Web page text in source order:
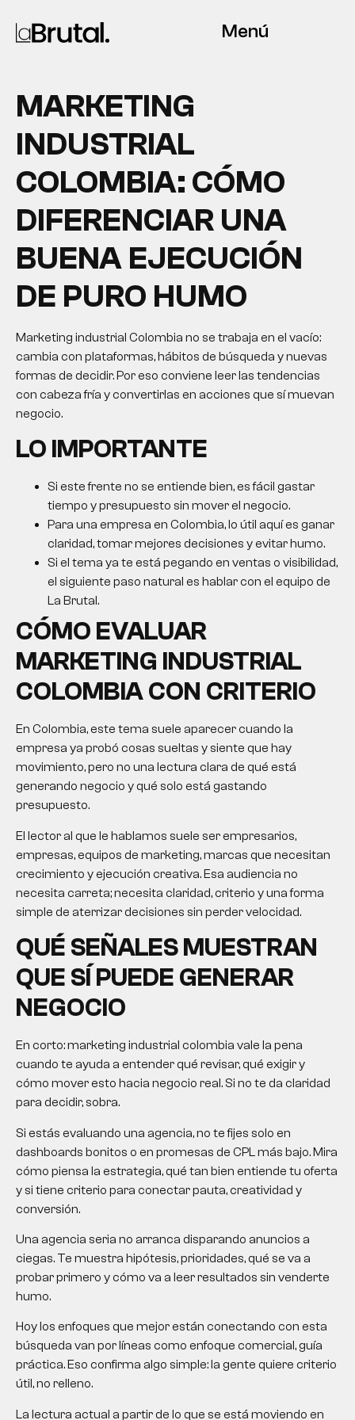
Menú
MARKETING
INDUSTRIAL
COLOMBIA: CÓMO
DIFERENCIAR UNA
BUENA EJECUCIÓN
DE PURO HUMO
Marketing industrial Colombia no se trabaja en el vacío:
cambia con plataformas, hábitos de búsqueda y nuevas
formas de decidir. Por eso conviene leer las tendencias
con cabeza fría y convertirlas en acciones que sí muevan
negocio.
LO IMPORTANTE
Si este frente no se entiende bien, es fácil gastar
tiempo y presupuesto sin mover el negocio.
Para una empresa en Colombia, lo útil aquí es ganar
claridad, tomar mejores decisiones y evitar humo.
Si el tema ya te está pegando en ventas o visibilidad,
el siguiente paso natural es hablar con el equipo de
La Brutal.
CÓMO EVALUAR
MARKETING INDUSTRIAL
COLOMBIACON CRITERIO
En Colombia, este tema suele aparecer cuando la
empresa ya probó cosas sueltas y siente que hay
movimiento, pero no una lectura clara de qué está
generando negocio y qué solo está gastando
presupuesto.
El lector al que le hablamos suele ser empresarios,
empresas, equipos de marketing, marcas que necesitan
crecimiento y ejecución creativa. Esa audiencia no
necesita carreta; necesita claridad, criterio y una forma
simple de aterrizar decisiones sin perder velocidad.
QUÉ SEÑALES MUESTRAN
QUE SÍ PUEDE GENERAR
NEGOCIO
En corto:marketing industrial colombia vale la pena
cuando te ayuda a entender qué revisar, qué exigir y
cómo mover esto hacia negocio real. Si no te da claridad
para decidir, sobra.
Si estás evaluando una agencia, no te fijes solo en
dashboards bonitos o en promesas de CPL más bajo. Mira
cómo piensa la estrategia, qué tan bien entiende tu oferta
y si tiene criterio para conectar pauta, creatividad y
conversión.
Una agencia seria no arranca disparando anuncios a
ciegas. Te muestra hipótesis, prioridades, qué se va a
probar primero y cómo va a leer resultados sin venderte
humo.
Hoy los enfoques que mejor están conectando con esta
búsqueda van por líneas como enfoque comercial, guía
práctica. Eso confirma algo simple: la gente quiere criterio
útil, no relleno.
La lectura actual a partir de lo que se está moviendo en